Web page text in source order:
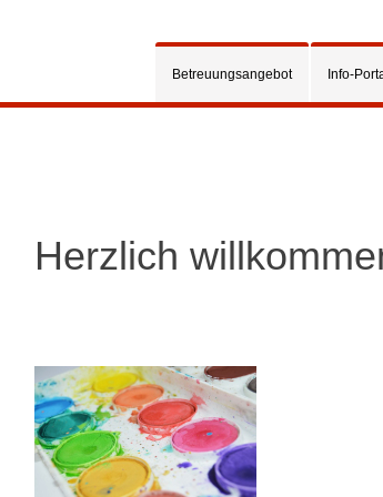
Betreuungsangebot Info-
Herzlich